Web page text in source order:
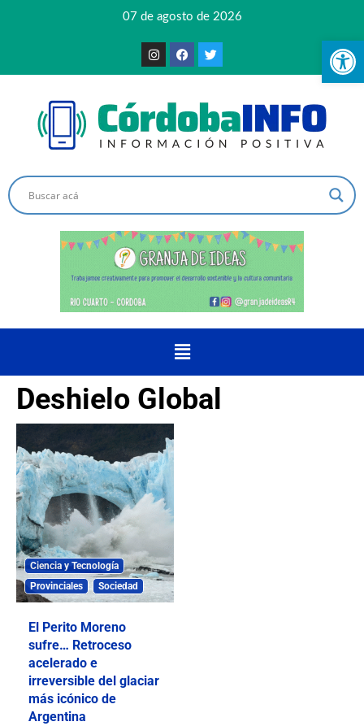
07 de agosto de 2026
Deshielo Global
Ciencia y Tecnología
Provinciales
Sociedad
El Perito Moreno
sufre… Retroceso
acelerado e
irreversible del glaciar
más icónico de
Argentina